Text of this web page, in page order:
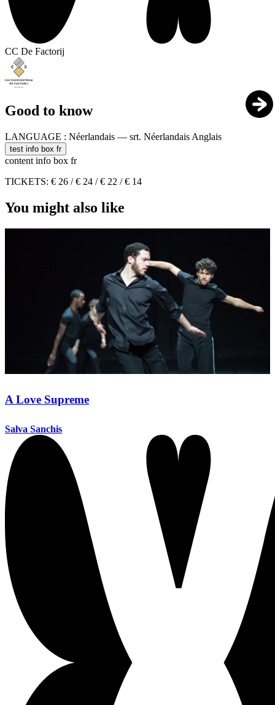
CC De Factorij
Good to know
LANGUAGE : Néerlandais — srt. Néerlandais Anglais
test info box fr
content info box fr
TICKETS: € 26 / € 24 / € 22 / € 14
You might also like
A Love Supreme
Salva Sanchis